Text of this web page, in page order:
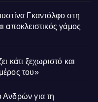
Γκαντόλφο στη
αποκλειστικός γάμος
κάτι ξεχωριστό και
του»
Ανδρών για τη